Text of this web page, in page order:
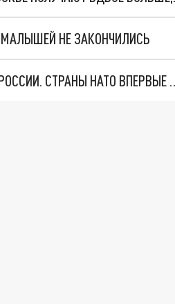
НЕ ЗАКОНЧИЛИСЬ
"ОЧЕНЬ ПЛОХИЕ НОВОСТИ": БОЛЬШАЯ ОШИБКА